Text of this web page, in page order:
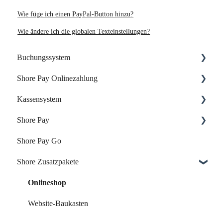
Wie füge ich einen PayPal-Button hinzu?
Wie ändere ich die globalen Texteinstellungen?
Buchungssystem
Dein Start mit Shore
Dein Account & Zugang
Kalender & Termine
Buchungsseite
Buchungseinstellungen
Buchung über externe Plattformen
Systemeinstellungen
Shore Pay Onlinezahlung
Einrichtung & Aktivierung
Zahlungsoptionen & Funktionen
Kassensystem
Dein Start mit der Shore Kasse
Dein Account & Zugang
Produkte & Inventar
Kunden & Benutzer
Kassieren & Verkauf
Shore Pay
Erste Schritte
FAQs - Fragen & Antworten zu Shore Pay
Shore Pay Go
Shore Zusatzpakete
Onlineshop
Website-Baukasten